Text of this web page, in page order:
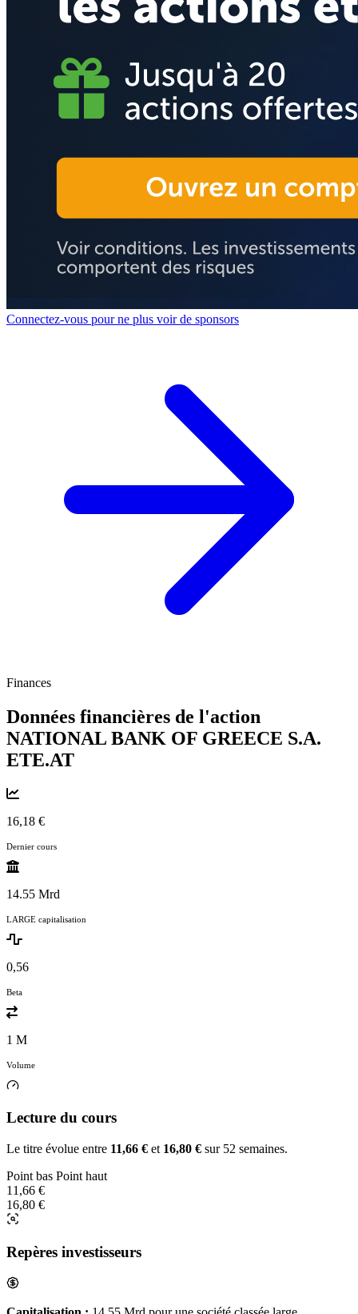
Connectez-vous pour ne plus voir de sponsors
Finances
Données financières de l'action
NATIONAL BANK OF GREECE S.A.
ETE.AT
16,18 €
Dernier cours
14.55 Mrd
LARGE capitalisation
0,56
Beta
1 M
Volume
Lecture du cours
Le titre évolue entre 11,66 € et 16,80 € sur 52 semaines.
Point bas Point haut
11,66 €
16,80 €
Repères investisseurs